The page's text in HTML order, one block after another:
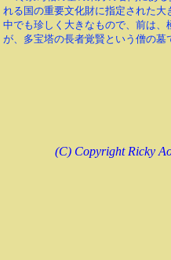
れる国の重要文化財に指定された
中でも珍しく大きなもので、前は
が、多宝塔の長者覚賢という僧の
(C) Copyright Ricky